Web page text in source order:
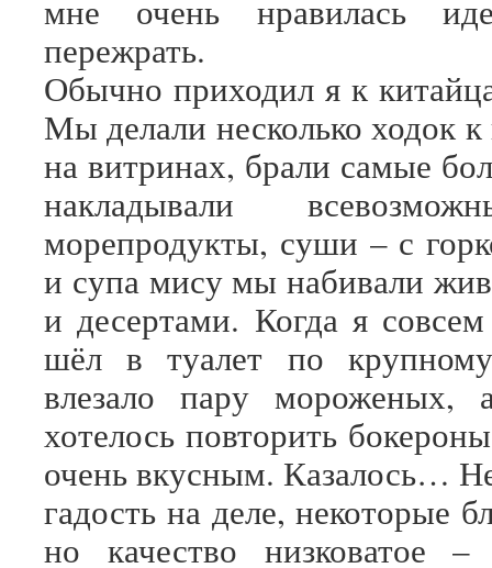
мне очень нравилась
пережрать.
Обычно приходил я к
Мы делали несколько ходок
на витринах, брали самые
накладывали
морепродукты, суши – с
и супа мису мы набивали
и десертами. Когда я
шёл в туалет по
влезало пару мороженых,
хотелось повторить
очень вкусным. Казалось…
гадость на деле, некоторые
но качество низковатое –